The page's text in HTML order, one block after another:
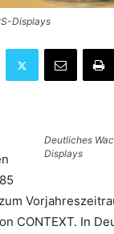
Displays
Deutliches
Displays
CONTEXT. In